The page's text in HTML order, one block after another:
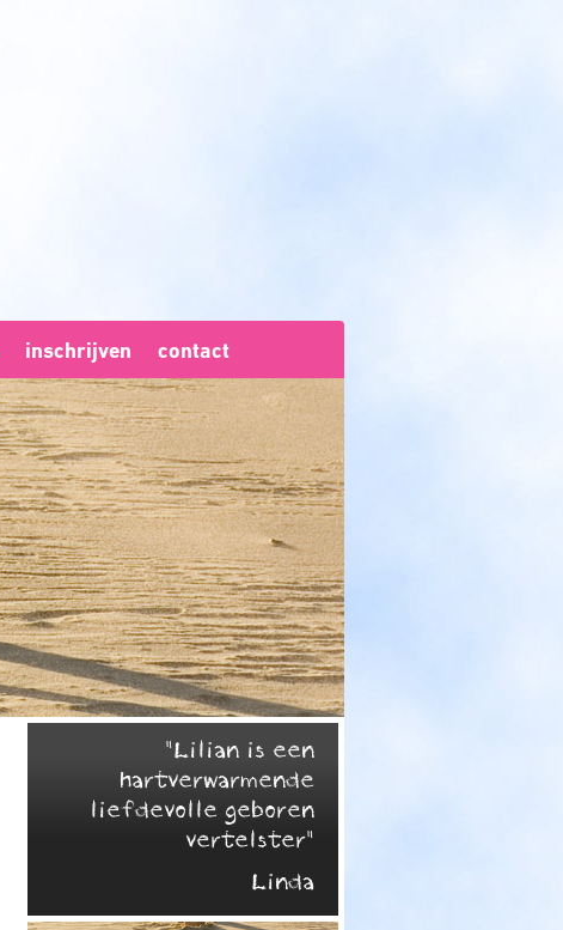
inschrijven contact
"Lilian is een
hartverwarmende
liefdevolle geboren
vertelster"
Linda